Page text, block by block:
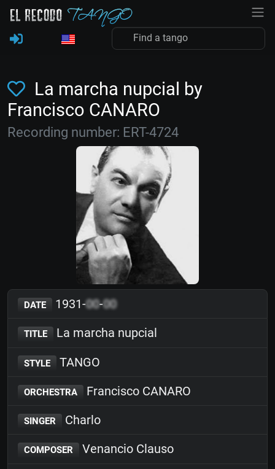
La marcha nupcial by
Francisco CANARO
Recording number: ERT-4724
DATE 1931-00-00
TITLE La marcha nupcial
STYLE TANGO
ORCHESTRA Francisco CANARO
SINGER Charlo
COMPOSER Venancio Clauso